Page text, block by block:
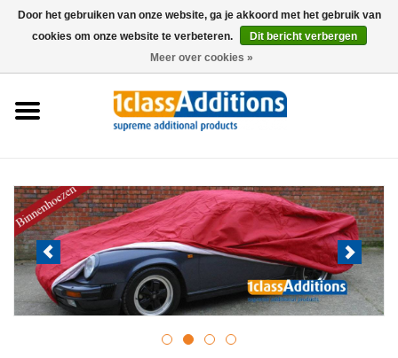
0 Artikelen - €0,00
Stalling
Onderhoud
Accessoires
Door het gebruiken van onze website, ga je akkoord met het gebruik van
cookies om onze website te verbeteren.
Dit bericht verbergen
Meer over cookies »